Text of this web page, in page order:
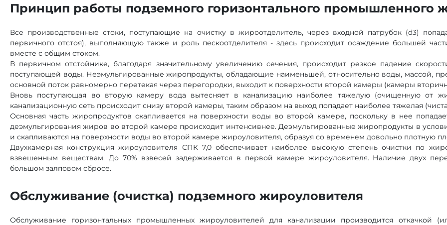
Принцип работы подземного горизонтального промышленного
Все производственные стоки, поступающие на очистку в жироотделитель, через входной патрубок (d3)
первичного отстоя), выполняющую также и роль пескоотделителя - здесь происходит осаждение большей
вместе с общим стоком.
В первичном отстойнике, благодаря значительному увеличению сечения, происходит резкое падение
поступающей воды. Неэмульгированные жиропродукты, обладающие наименьшей, относительно воды, массой,
основной поток равномерно перетекая через перегородки, выходит к поверхности второй камеры (камеры
Вновь поступающая во вторую камеру вода вытесняет в канализацию наиболее тяжелую (очищенную от
канализационную сеть происходит снизу второй камеры, таким образом на выход попадает наиболее тяжелая
Основная часть жиропродуктов скапливается на поверхности воды во второй камере, поскольку в нее
деэмульгирования жиров во второй камере происходит интенсивнее. Деэмульгированные жиропродукты в
и скапливаются на поверхности воды во второй камере жироуловителя, образуя со временем довольно плотную
Двухкамерная конструкция жироуловителя СПК 7,0 обеспечивает наиболее высокую степень очистки по
взвешенным веществам. До 70% взвесей задерживается в первой камере жироуловителя. Наличие двух
большом залповом сбросе.
Обслуживание (очистка) подземного жироуловителя
Обслуживание горизонтальных промышленных жироуловителей для канализации производится откачкой